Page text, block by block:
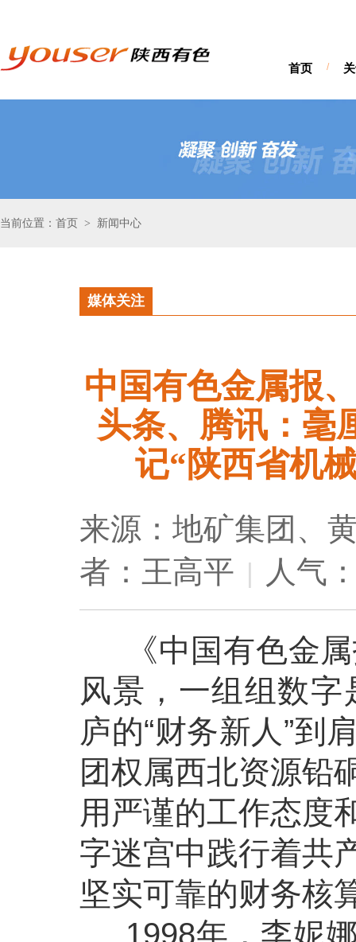
首页 /
当前位置：首页 > 新闻中心
媒体关注
中国有色金属报
头条、腾讯：
记“陕西省机
来源：地矿集团、
者：王高平 | 人气
《中国有色金属
风景，一组组数
庐的“财务新人”
团权属西北资源铅
用严谨的工作态度
字迷宫中践行着共
坚实可靠的财务核
1998年，李妮娜